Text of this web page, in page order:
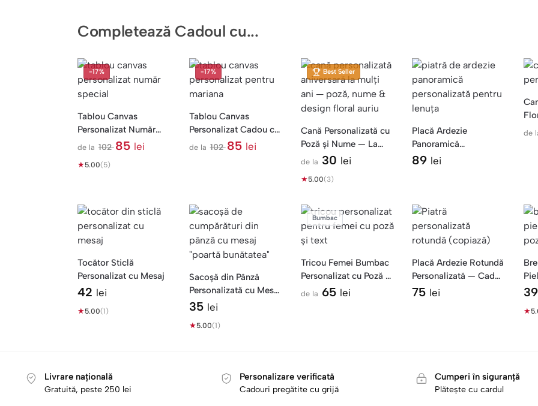
Completează Cadoul cu...
-17%
Tablou Canvas
Personalizat Număr
Aniversar — Poze în
de la 10285 lei
★5.00(5)
-17%
Tablou Canvas
Personalizat Cadou cu
Nume Mariana —
de la 10285 lei
Best Seller
Cană Personalizată cu
Poză și Nume — La
Mulți Ani
de la 30 lei
★5.00(3)
Placă Ardezie
Panoramică
Personalizată — Cadou
89 lei
de
Tocător Sticlă
Personalizat cu Mesaj
42 lei
★5.00(1)
Sacoșă din Pânză
Personalizată cu Mesaj
— Poartă Bunătatea
35 lei
★5.00(1)
Bumbac
Tricou Femei Bumbac
Personalizat cu Poză și
Mesaj
de la 65 lei
Placă Ardezie Rotundă
Personalizată — Cadou
La Mulți Ani
75 lei 39
★
Livrare națională
Gratuită, peste 250 lei
Personalizare verificată
Cadouri pregătite cu grijă
Cumperi în siguranță
Plătește cu cardul